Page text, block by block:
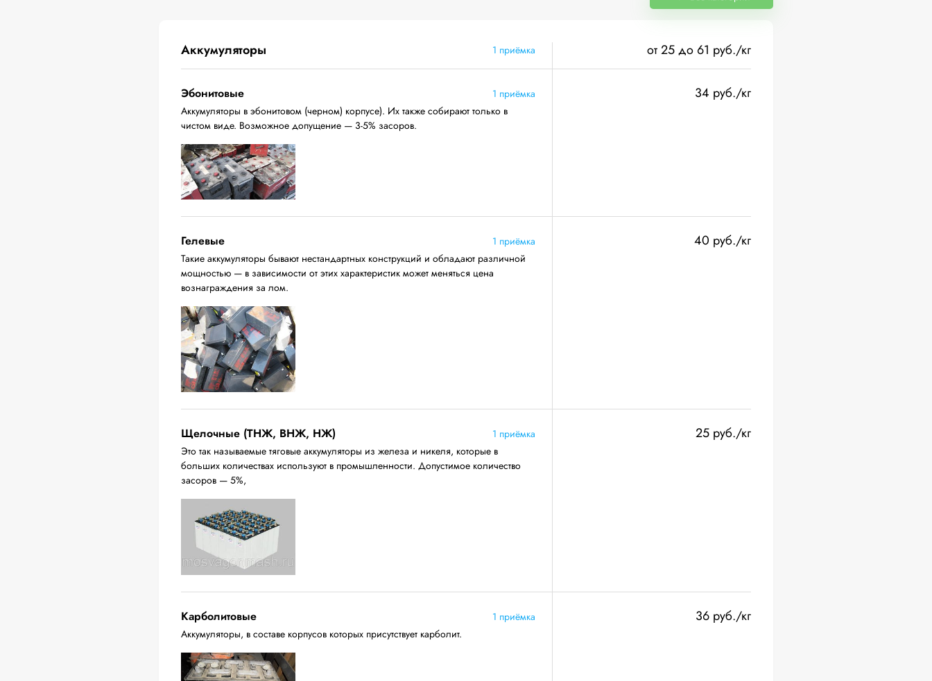
Аккумуляторы 1 приёмка от 25 до 61 руб./кг
Эбонитовые
1 приёмка
Аккумуляторы в эбонитовом (черном) корпусе). Их также собирают только в
чистом виде. Возможное допущение — 3-5% засоров.
34 руб./кг
Гелевые
1 приёмка
Такие аккумуляторы бывают нестандартных конструкций и обладают различной
мощностью — в зависимости от этих характеристик может меняться цена
вознаграждения за лом.
40 руб./кг
Щелочные (ТНЖ, ВНЖ, НЖ)
1 приёмка
Это так называемые тяговые аккумуляторы из железа и никеля, которые в
больших количествах используют в промышленности. Допустимое количество
засоров — 5%,
25 руб./кг
Карболитовые
1 приёмка
Аккумуляторы, в составе корпусов которых присутствует карболит.
36 руб./кг